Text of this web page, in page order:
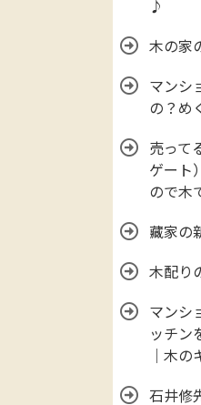
♪
木の家
マンシ
の？め
売って
ゲート
ので木
藏家
木配り
マンシ
ッチン
｜木
石井修